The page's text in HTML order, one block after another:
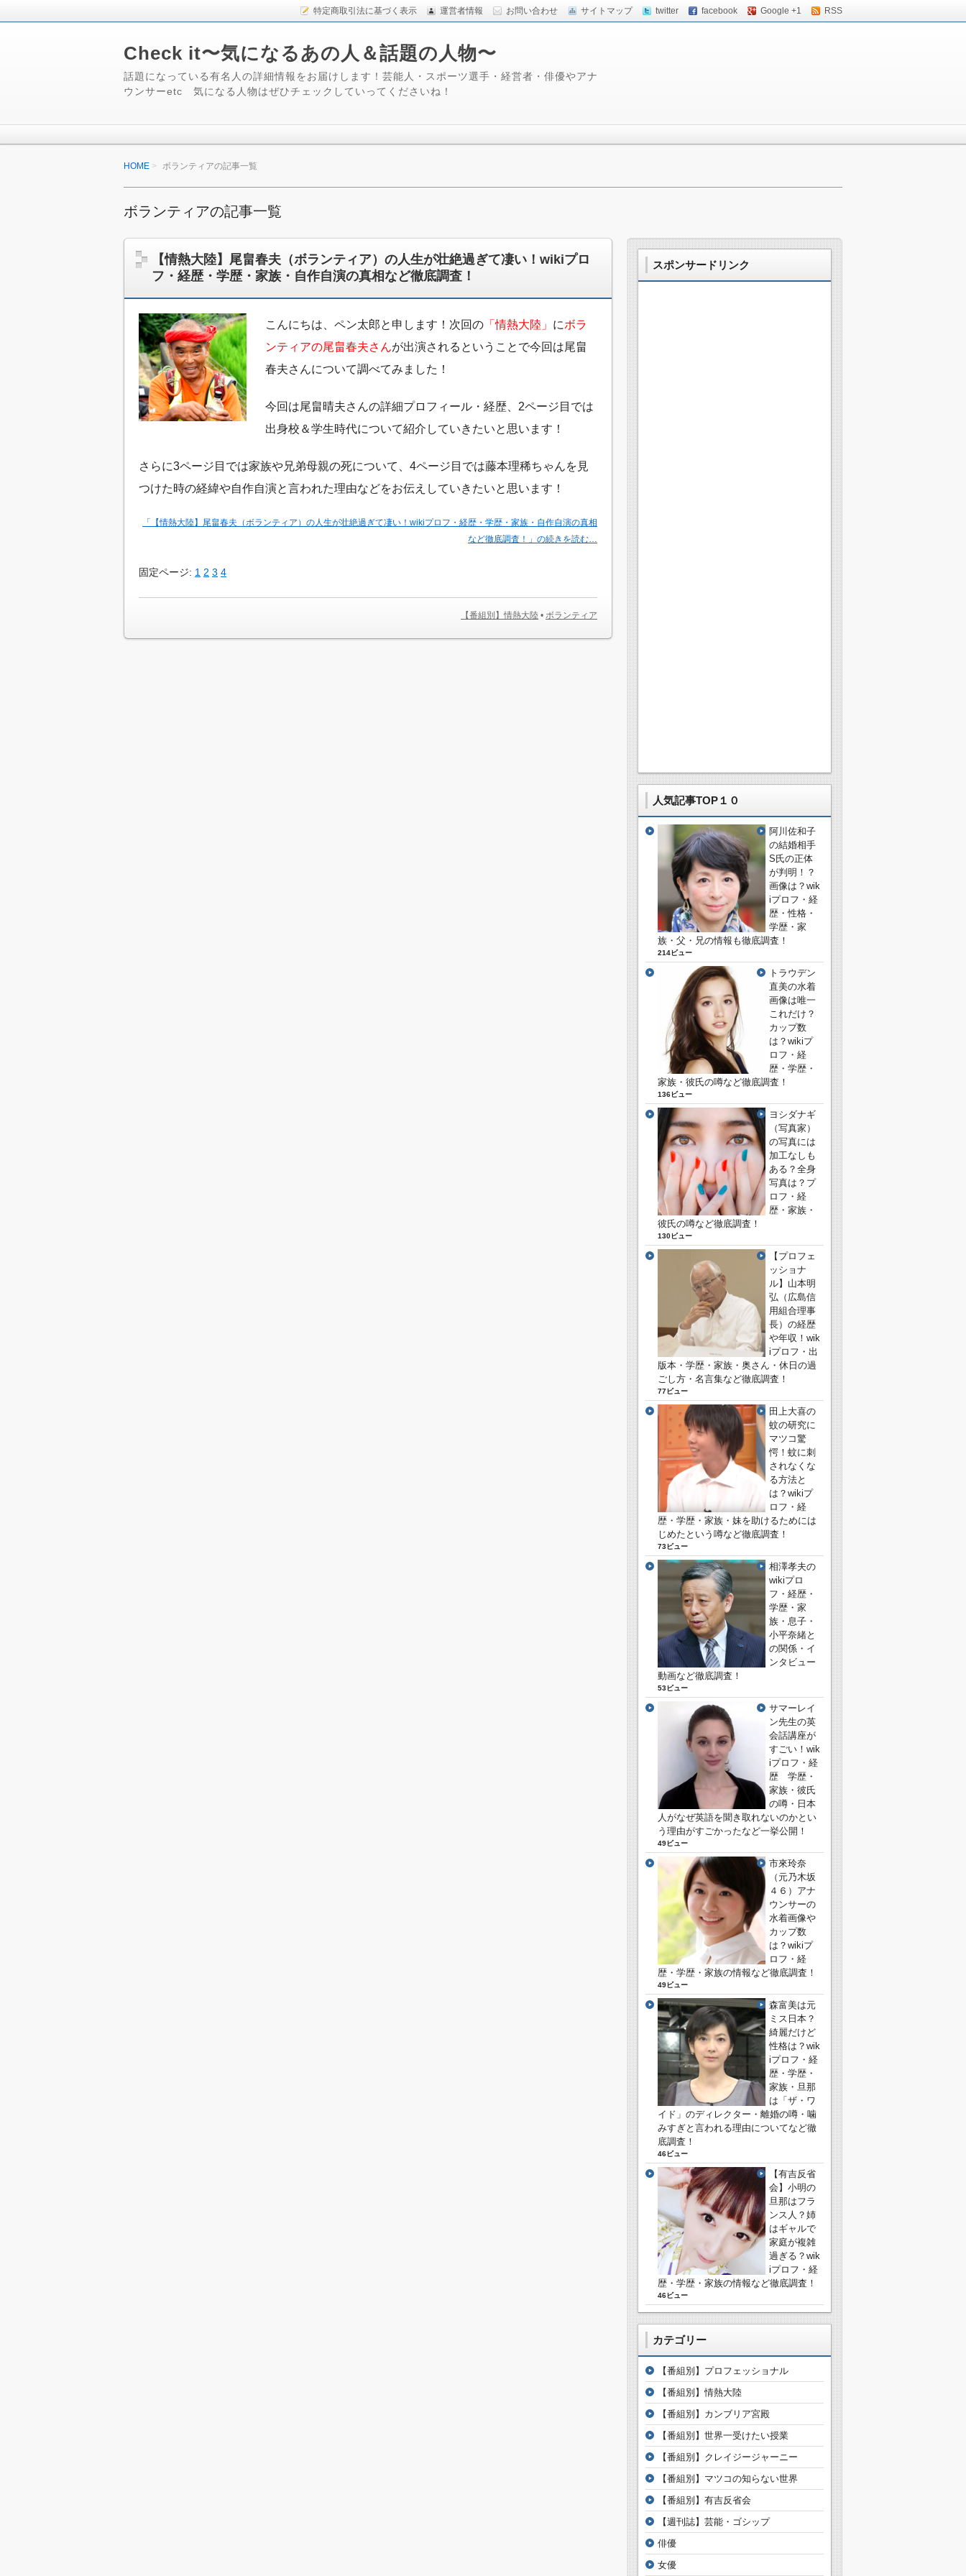
特定商取引法に基づく表示 運営者情報 お問い合わせ サイトマップ twitter facebook Google +1 RSS
Check it〜気になるあの人＆話題の人物〜
話題になっている有名人の詳細情報をお届けします！芸能人・スポーツ選手・経営者・俳優やアナ
ウンサーetc 気になる人物はぜひチェックしていってくださいね！
HOME ボランティアの記事一覧
ボランティアの記事一覧
【情熱大陸】尾畠春夫（ボランティア）の人生が壮絶過ぎて凄い！wikiプロ
フ・経歴・学歴・家族・自作自演の真相など徹底調査！
こんにちは、ペン太郎と申します！次回の 「情熱大陸」 にボラ
ンティアの尾畠春夫さんが出演されるということで今回は尾畠
春夫さんについて調べてみました！
今回は尾畠晴夫さんの詳細プロフィール・経歴、2ページ目では
出身校＆学生時代について紹介していきたいと思います！
さらに3ページ目では家族や兄弟母親の死について、4ページ目では藤本理稀ちゃんを見
つけた時の経緯や自作自演と言われた理由などをお伝えしていきたいと思います！
「【情熱大陸】尾畠春夫（ボランティア）の人生が壮絶過ぎて凄い！wikiプロフ・経歴・学歴・家族・自作自演の真相
など徹底調査！」の続きを読む…
固定ページ: 1 2 3 4
【番組別】情熱大陸 • ボランティア
スポンサードリンク
人気記事TOP１０
阿川佐和子
の結婚相手
S氏の正体
が判明！？
画像は？wik
iプロフ・経
歴・性格・
学歴・家
族・父・兄の情報も徹底調査！
214ビュー
トラウデン
直美の水着
画像は唯一
これだけ？
カップ数
は？wikiプ
ロフ・経
歴・学歴・
家族・彼氏の噂など徹底調査！
136ビュー
ヨシダナギ
（写真家）
の写真には
加工なしも
ある？全身
写真は？プ
ロフ・経
歴・家族・
彼氏の噂など徹底調査！
130ビュー
【プロフェ
ッショナ
ル】山本明
弘（広島信
用組合理事
長）の経歴
や年収！wik
iプロフ・出
版本・学歴・家族・奥さん・休日の過
ごし方・名言集など徹底調査！
77ビュー
田上大喜の
蚊の研究に
マツコ驚
愕！蚊に刺
されなくな
る方法と
は？wikiプ
ロフ・経
歴・学歴・家族・妹を助けるためには
じめたという噂など徹底調査！
73ビュー
相澤孝夫の
wikiプロ
フ・経歴・
学歴・家
族・息子・
小平奈緒と
の関係・イ
ンタビュー
動画など徹底調査！
53ビュー
サマーレイ
ン先生の英
会話講座が
すごい！wik
iプロフ・経
歴 学歴・
家族・彼氏
の噂・日本
人がなぜ英語を聞き取れないのかとい
う理由がすごかったなど一挙公開！
49ビュー
市來玲奈
（元乃木坂
４６）アナ
ウンサーの
水着画像や
カップ数
は？wikiプ
ロフ・経
歴・学歴・家族の情報など徹底調査！
49ビュー
森富美は元
ミス日本？
綺麗だけど
性格は？wik
iプロフ・経
歴・学歴・
家族・旦那
は「ザ・ワ
イド」のディレクター・離婚の噂・噛
みすぎと言われる理由についてなど徹
底調査！
46ビュー
【有吉反省
会】小明の
旦那はフラ
ンス人？姉
はギャルで
家庭が複雑
過ぎる？wik
iプロフ・経
歴・学歴・家族の情報など徹底調査！
46ビュー
カテゴリー
【番組別】プロフェッショナル
【番組別】情熱大陸
【番組別】カンブリア宮殿
【番組別】世界一受けたい授業
【番組別】クレイジージャーニー
【番組別】マツコの知らない世界
【番組別】有吉反省会
【週刊誌】芸能・ゴシップ
俳優
女優